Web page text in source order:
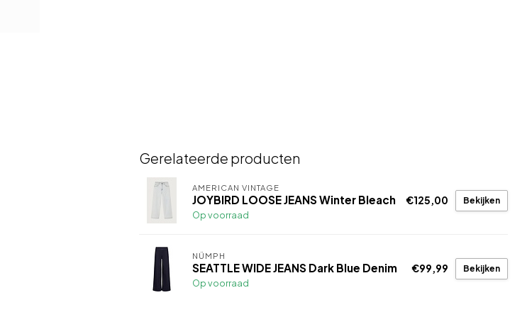
Gerelateerde producten
AMERICAN VINTAGE
JOYBIRD LOOSE JEANS Winter Bleach
Op voorraad
€125,00 Bekijken
NÜMPH
SEATTLE WIDE JEANS Dark Blue Denim
Op voorraad
€99,99 Bekijken